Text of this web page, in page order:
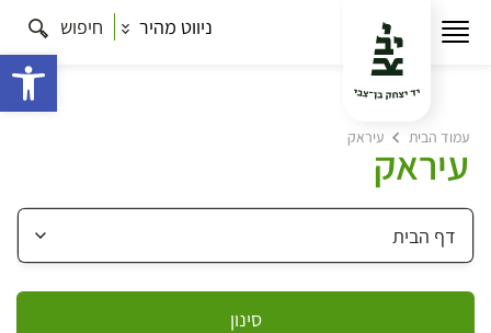
ניווט מהיר חיפוש
עמוד הבית עיראק
עיראק
סינון